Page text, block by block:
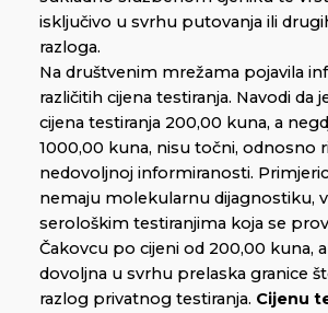
isključivo u svrhu putovanja ili
razloga.
Na društvenim mrežama pojavila
različitih cijena testiranja. Navodi da
cijena testiranja 200,00 kuna, a
1000,00 kuna, nisu točni, odnosno
nedovoljnoj informiranosti.
nemaju molekularnu dijagnostiku,
serološkim testiranjima koja se
Čakovcu po cijeni od 200,00 kuna,
dovoljna u svrhu prelaska granice
razlog privatnog testiranja. Cijenu